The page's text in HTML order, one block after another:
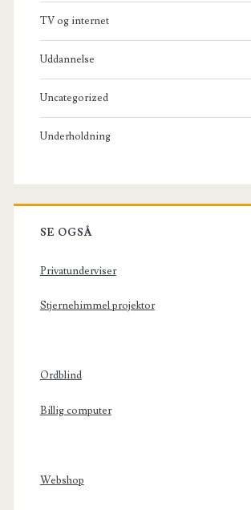
TV og internet
Uddannelse
Uncategorized
Underholdning
SE OGSÅ
Privatunderviser
Stjernehimmel projektor
Ordblind
Billig computer
Webshop